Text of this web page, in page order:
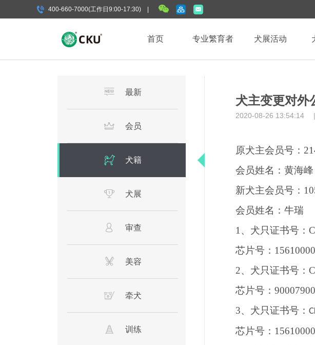
400-660-7000(工作日9:00-17:30) |
首页 专业繁育者 犬展活动
最新
会员
犬籍
犬展
审查
美容
牵犬
训练
犬主变更对外
2020-08-26 13:54:14
原犬主会员号：
会员姓名：黄海峰
新犬主会员号：
会员姓名：牛瑞
1 、 犬只证书号 ：
芯片号 ：
2、 犬只证书号 ：
芯片号：
3、犬只证书号：
芯片号：